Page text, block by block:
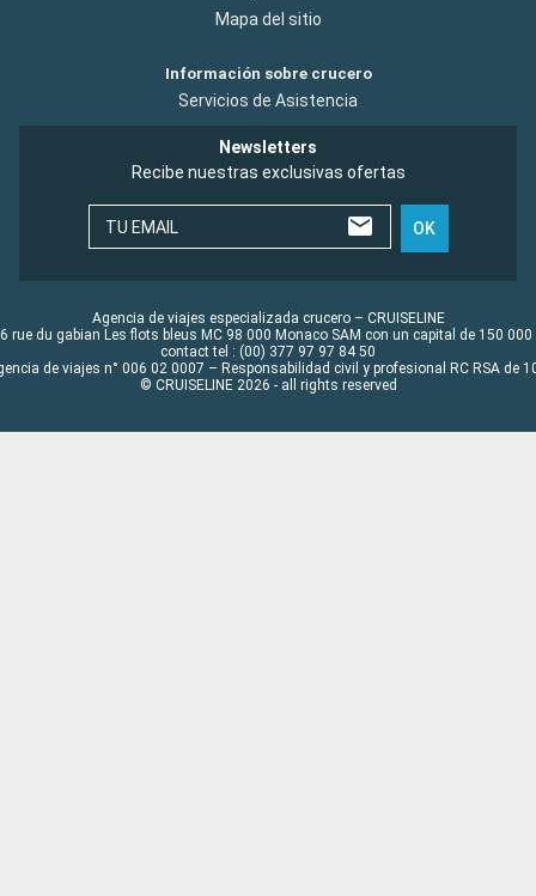
Mapa del sitio
Información sobre crucero
Servicios de Asistencia
Newsletters
Recibe nuestras exclusivas ofertas
TU EMAIL OK
Agencia de viajes especializada crucero – CRUISELINE
rue du gabian Les flots bleus MC 98 000 Monaco SAM con un capital de 150 000
contact tel : (00) 377 97 97 84 50
de viajes n° 006 02 0007 – Responsabilidad civil y profesional RC RSA de
© CRUISELINE 2026 - all rights reserved